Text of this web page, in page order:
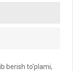
berish to'plami,